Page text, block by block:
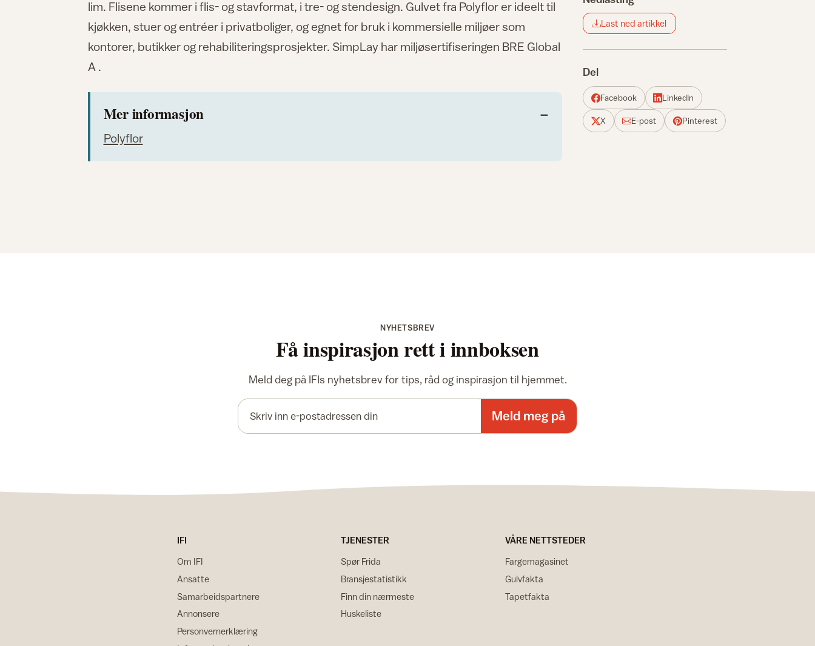
lim. Flisene kommer i flis- og stavformat, i tre- og stendesign. Gulvet fra Polyflor er ideelt til
kjøkken, stuer og entréer i privatboliger, og egnet for bruk i kommersielle miljøer som
kontorer, butikker og rehabiliteringsprosjekter. SimpLay har miljøsertifiseringen BRE Global
A .
Mer informasjon
Polyflor
Last ned artikkel
Del
Facebook LinkedIn
X E-post Pinterest
NYHETSBREV
Få inspirasjon rett i innboksen
Meld deg på IFIs nyhetsbrev for tips, råd og inspirasjon til hjemmet.
Meld meg på
IFI
Om IFI
Ansatte
Samarbeidspartnere
Annonsere
Personvernerklæring
TJENESTER
Spør Frida
Bransjestatistikk
Finn din nærmeste
Huskeliste
VÅRE NETTSTEDER
Fargemagasinet
Gulvfakta
Tapetfakta